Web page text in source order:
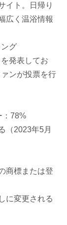
イト。日帰り
広く温浴情報
グ
発表してお
ンが投票を行
：78%
（2023年5月
商標または登
に変更される